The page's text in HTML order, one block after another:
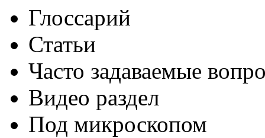
Глоссарий
Статьи
Часто задаваемые
Видео раздел
Под микроскопом